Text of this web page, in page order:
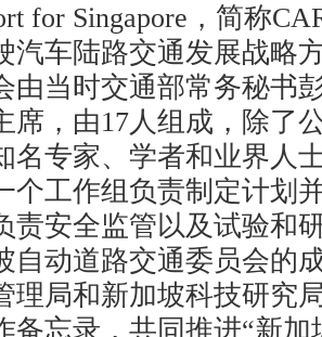
for Singapore，简称
汽车陆路交通发展战略
由当时交通部常务秘书
席，由17人组成，除了
名专家、学者和业界人
个工作组负责制定计划
责安全监管以及试验和
动道路交通委员会的
理局和新加坡科技研究
备忘录，共同推进“新